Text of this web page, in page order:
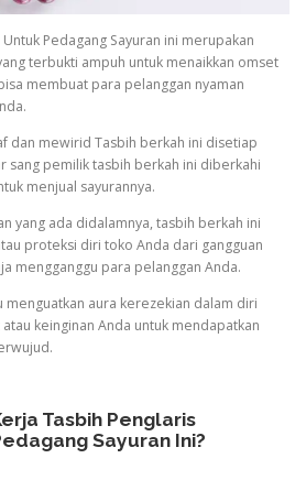
Pedagang Sayuran ini merupakan
terbukti ampuh untuk menaikkan omset
membuat para pelanggan nyaman
dan mewirid Tasbih berkah ini disetiap
sang pemilik tasbih berkah ini diberkahi
menjual sayurannya.
yang ada didalamnya, tasbih berkah ini
proteksi diri toko Anda dari gangguan
mengganggu para pelanggan Anda.
menguatkan aura kerezekian dalam diri
keinginan Anda untuk mendapatkan
Tasbih Penglaris
Sayuran Ini?